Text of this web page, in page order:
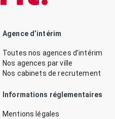
Agence d’intérim
Toutes nos agences d’intérim
Nos agences par ville
Nos cabinets de recrutement
Informations réglementaires
Mentions légales